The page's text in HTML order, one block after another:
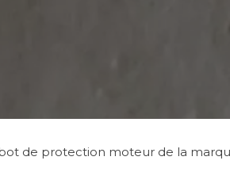
de protection moteur de la